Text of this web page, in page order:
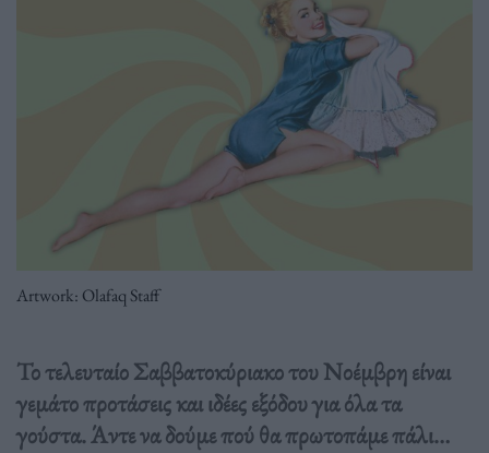
Artwork: Olafaq Staff
Το τελευταίο Σαββατοκύριακο του Νοέμβρη είναι
γεμάτο προτάσεις και ιδέες εξόδου για όλα τα
γούστα. Άντε να δούμε πού θα πρωτοπάμε πάλι…